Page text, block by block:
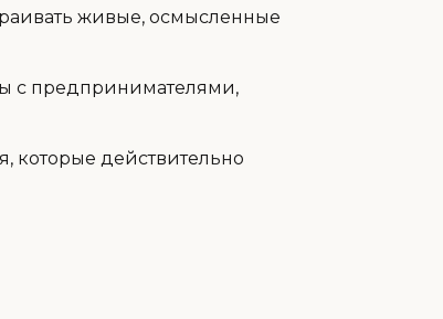
живые, осмысленные
с предпринимателями,
которые действительно